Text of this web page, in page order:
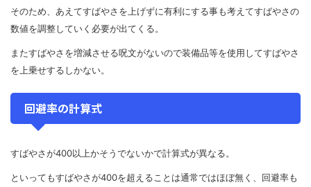
そのため、あえてすばやさを上げずに有利にする事も考えてすばやさの
数値を調整していく必要が出てくる。
またすばやさを増減させる呪文がないので装備品等を使用してすばやさ
を上乗せするしかない。
回避率の計算式
すばやさが400以上かそうでないかで計算式が異なる。
といってもすばやさが400を超えることは通常ではほぼ無く、回避率も